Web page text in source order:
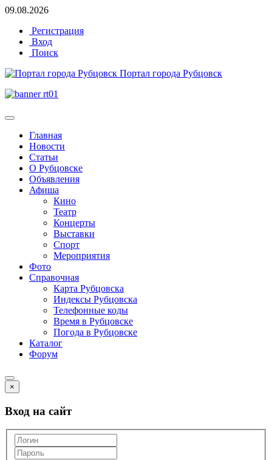
09.08.2026
Регистрация
Вход
Поиск
Портал города Рубцовск
Главная
Новости
Статьи
О Рубцовске
Объявления
Афиша
Кино
Театр
Концерты
Выставки
Спорт
Мероприятия
Фото
Справочная
Карта Рубцовска
Индексы Рубцовска
Телефонные коды
Время в Рубцовске
Погода в Рубцовске
Каталог
Форум
×
Вход на сайт